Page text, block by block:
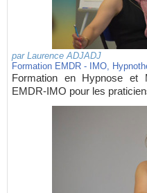
par Laurence ADJADJ
Formation EMDR - IMO,
Formation en Hypnose et
EMDR-IMO pour les